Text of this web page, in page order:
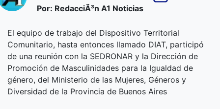
Por: RedacciÃ³n A1 Noticias
El equipo de trabajo del Dispositivo Territorial
Comunitario, hasta entonces llamado DIAT, participó
de una reunión con la SEDRONAR y la Dirección de
Promoción de Masculinidades para la Igualdad de
género, del Ministerio de las Mujeres, Géneros y
Diversidad de la Provincia de Buenos Aires